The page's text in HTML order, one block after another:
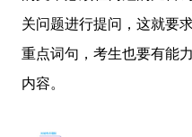
关问题进行提问，这就要
重点词句，考生也要有能
内容。